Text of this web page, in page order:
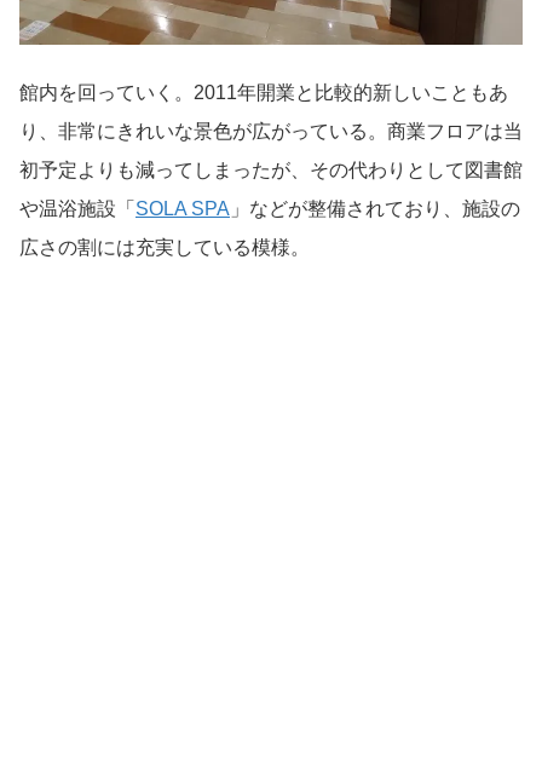
館内を回っていく。2011年開業と比較的新しいこともあ
り、非常にきれいな景色が広がっている。商業フロアは当
初予定よりも減ってしまったが、その代わりとして図書館
や温浴施設「 SOLA SPA 」などが整備されており、施設の
広さの割には充実している模様。